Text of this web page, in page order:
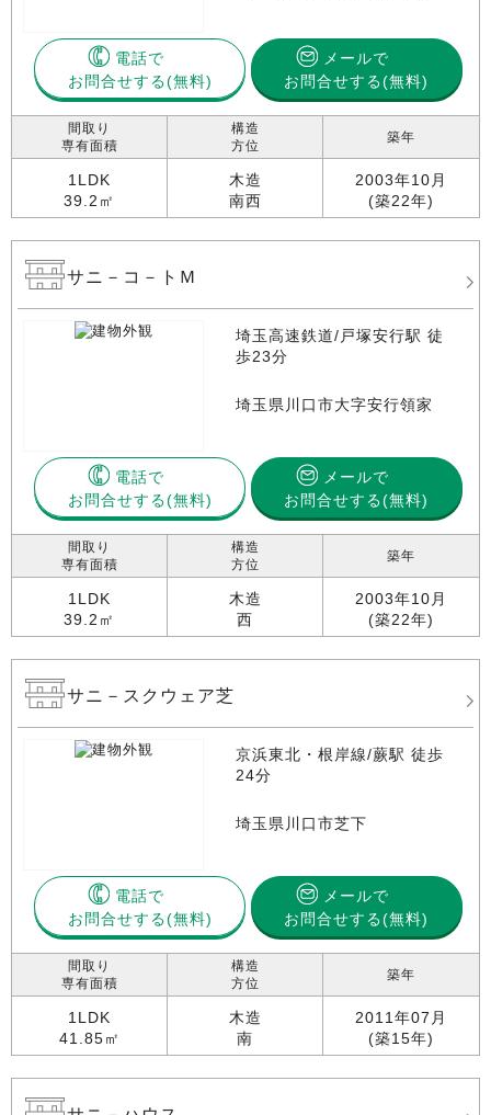
電話で
お問合せする
メールで
お問合せする(無料)
間取り
専有面積
1LDK
39.2㎡
構造
方位
木造
南西
築年
2003年10月
(築22年)
サニ－コ－トＭ
埼玉高速鉄道/戸塚安行駅 徒
歩23分
埼玉県川口市大字安行領家
電話で
お問合せする
メールで
お問合せする(無料)
間取り
専有面積
1LDK
39.2㎡
構造
方位
木造
西
築年
2003年10月
(築22年)
サニ－スクウェア芝
京浜東北・根岸線/蕨駅 徒歩
24分
埼玉県川口市芝下
電話で
お問合せする
メールで
お問合せする(無料)
間取り
専有面積
1LDK
41.85㎡
構造
方位
木造
南
築年
2011年07月
(築15年)